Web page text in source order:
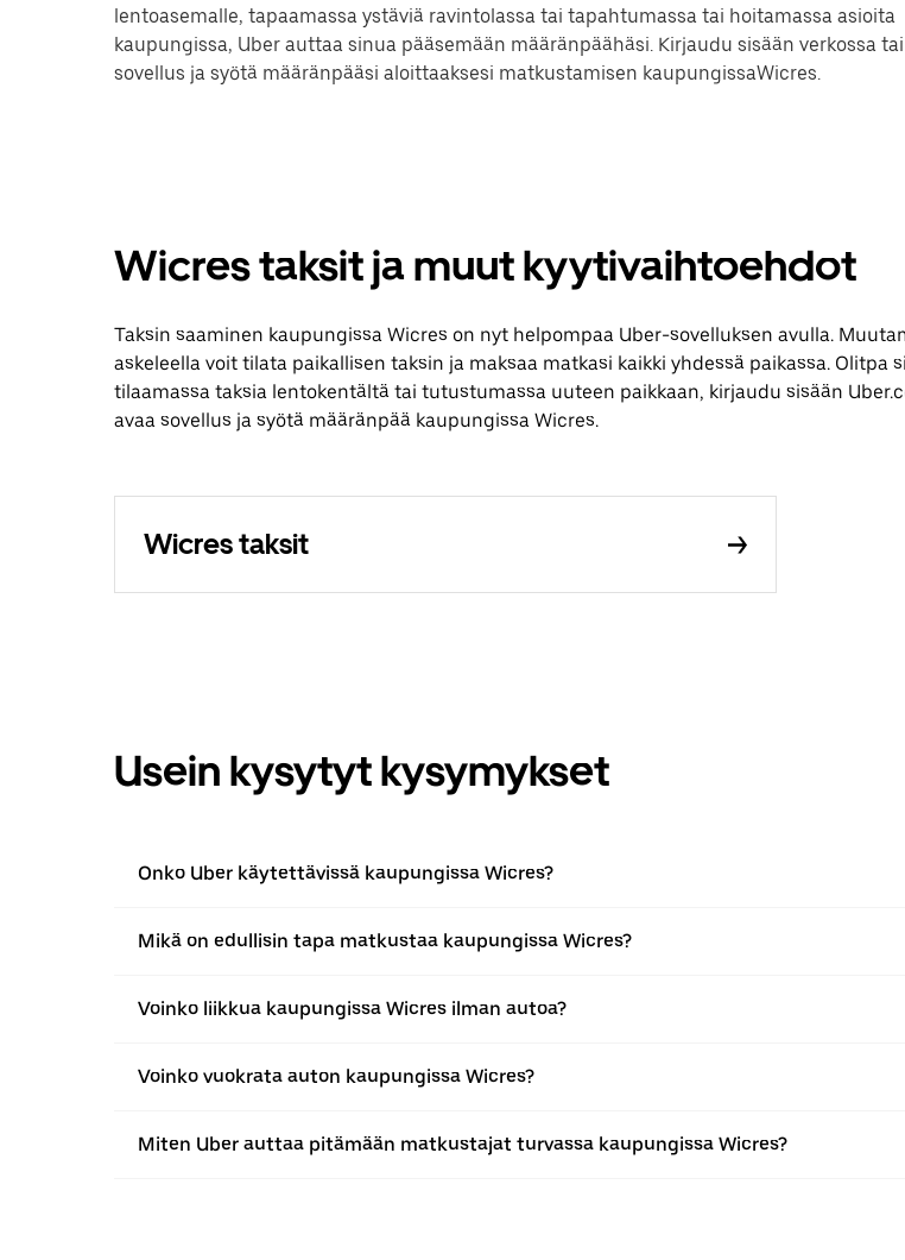
lentoasemalle, tapaamassa ystäviä ravintolassa tai tapahtumassa tai hoitamassa asioita
kaupungissa, Uber auttaa sinua pääsemään määränpäähäsi. Kirjaudu sisään verkossa
sovellus ja syötä määränpääsi aloittaaksesi matkustamisen kaupungissaWicres.
Wicres taksit ja muut kyytivaihtoehdot
Taksin saaminen kaupungissa Wicres on nyt helpompaa Uber-sovelluksen avulla.
askeleella voit tilata paikallisen taksin ja maksaa matkasi kaikki yhdessä paikassa. Olitpa
tilaamassa taksia lentokentältä tai tutustumassa uuteen paikkaan, kirjaudu sisään
avaa sovellus ja syötä määränpää kaupungissa Wicres.
Wicres taksit
Usein kysytyt kysymykset
Onko Uber käytettävissä kaupungissa Wicres?
Mikä on edullisin tapa matkustaa kaupungissa Wicres?
Voinko liikkua kaupungissa Wicres ilman autoa?
Voinko vuokrata auton kaupungissa Wicres?
Miten Uber auttaa pitämään matkustajat turvassa kaupungissa Wicres?